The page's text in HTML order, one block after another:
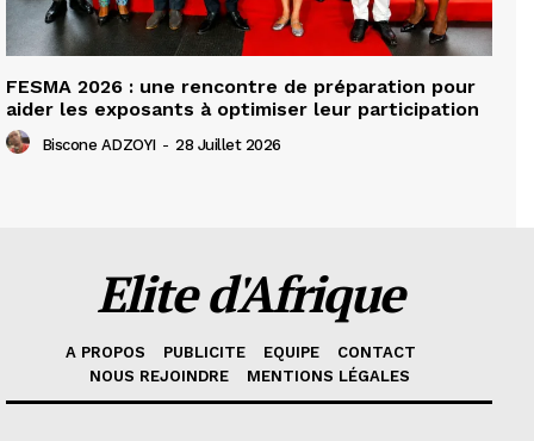
FESMA 2026 : une rencontre de préparation pour
aider les exposants à optimiser leur participation
Biscone ADZOYI - 28 Juillet 2026
Elite d'Afrique
A PROPOS PUBLICITE EQUIPE
CONTACT
NOUS REJOINDRE
MENTIONS LÉGALES